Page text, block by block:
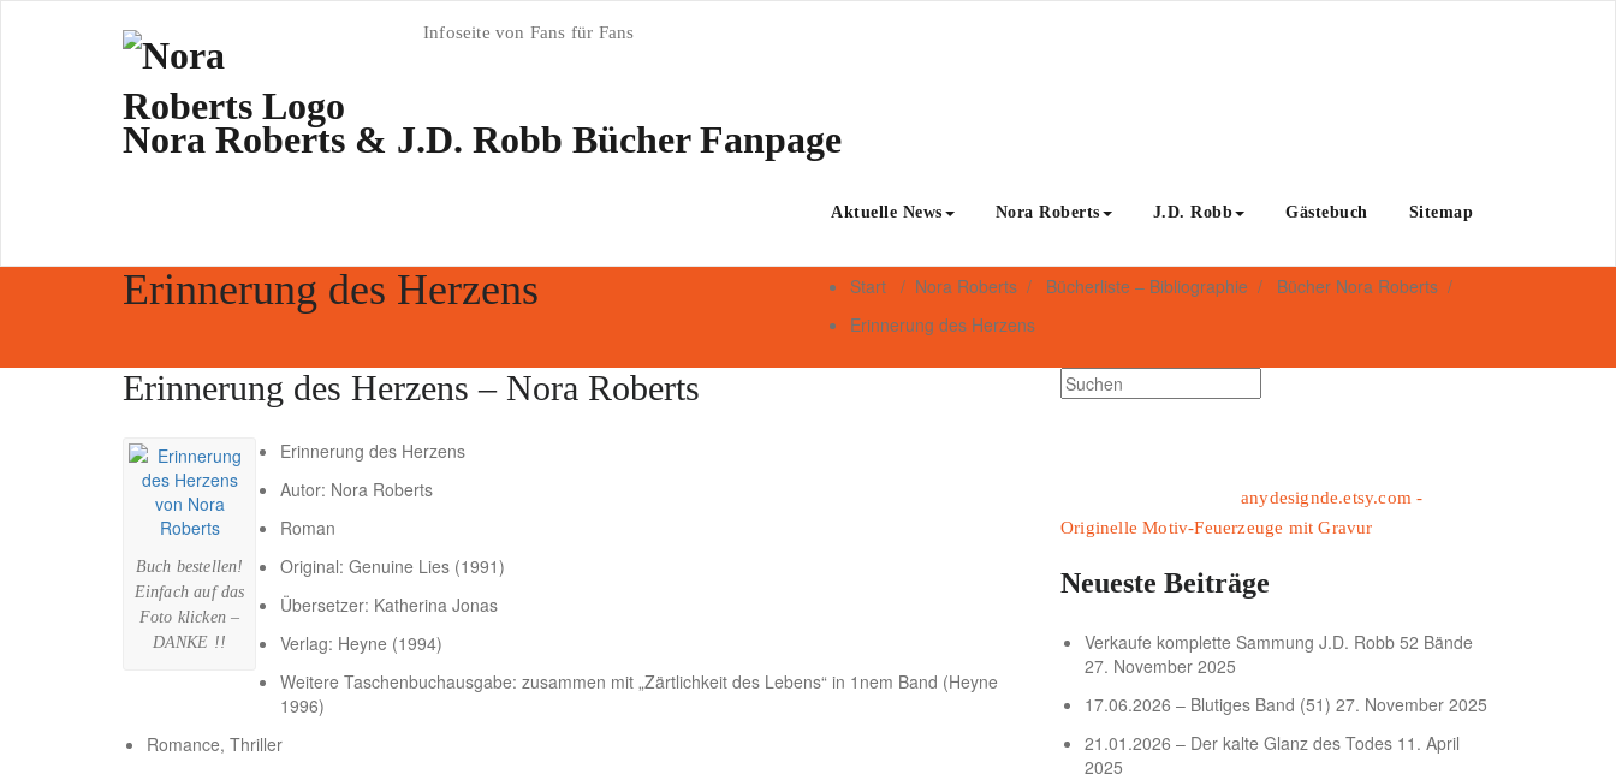
Nora Roberts & J.D. Robb Bücher Fanpage
Infoseite von Fans für Fans
Aktuelle News Nora Roberts J.D. Robb Gästebuch Sitemap
Erinnerung des Herzens Start / Nora Roberts / Bücherliste – Bibliographie / Bücher Nora Roberts /
Erinnerung des Herzens
Erinnerung des Herzens – Nora Roberts
Buch bestellen!
Einfach auf das
Foto klicken –
DANKE !!
Erinnerung des Herzens
Autor: Nora Roberts
Roman
Original: Genuine Lies (1991)
Übersetzer: Katherina Jonas
Verlag: Heyne (1994)
Weitere Taschenbuchausgabe: zusammen mit „Zärtlichkeit des Lebens“ in 1nem Band (Heyne
1996)
Romance, Thriller
anydesignde.etsy.com -
Originelle Motiv-Feuerzeuge mit Gravur
Neueste Beiträge
Verkaufe komplette Sammung J.D. Robb 52 Bände
27. November 2025
17.06.2026 – Blutiges Band (51) 27. November 2025
21.01.2026 – Der kalte Glanz des Todes 11. April
2025